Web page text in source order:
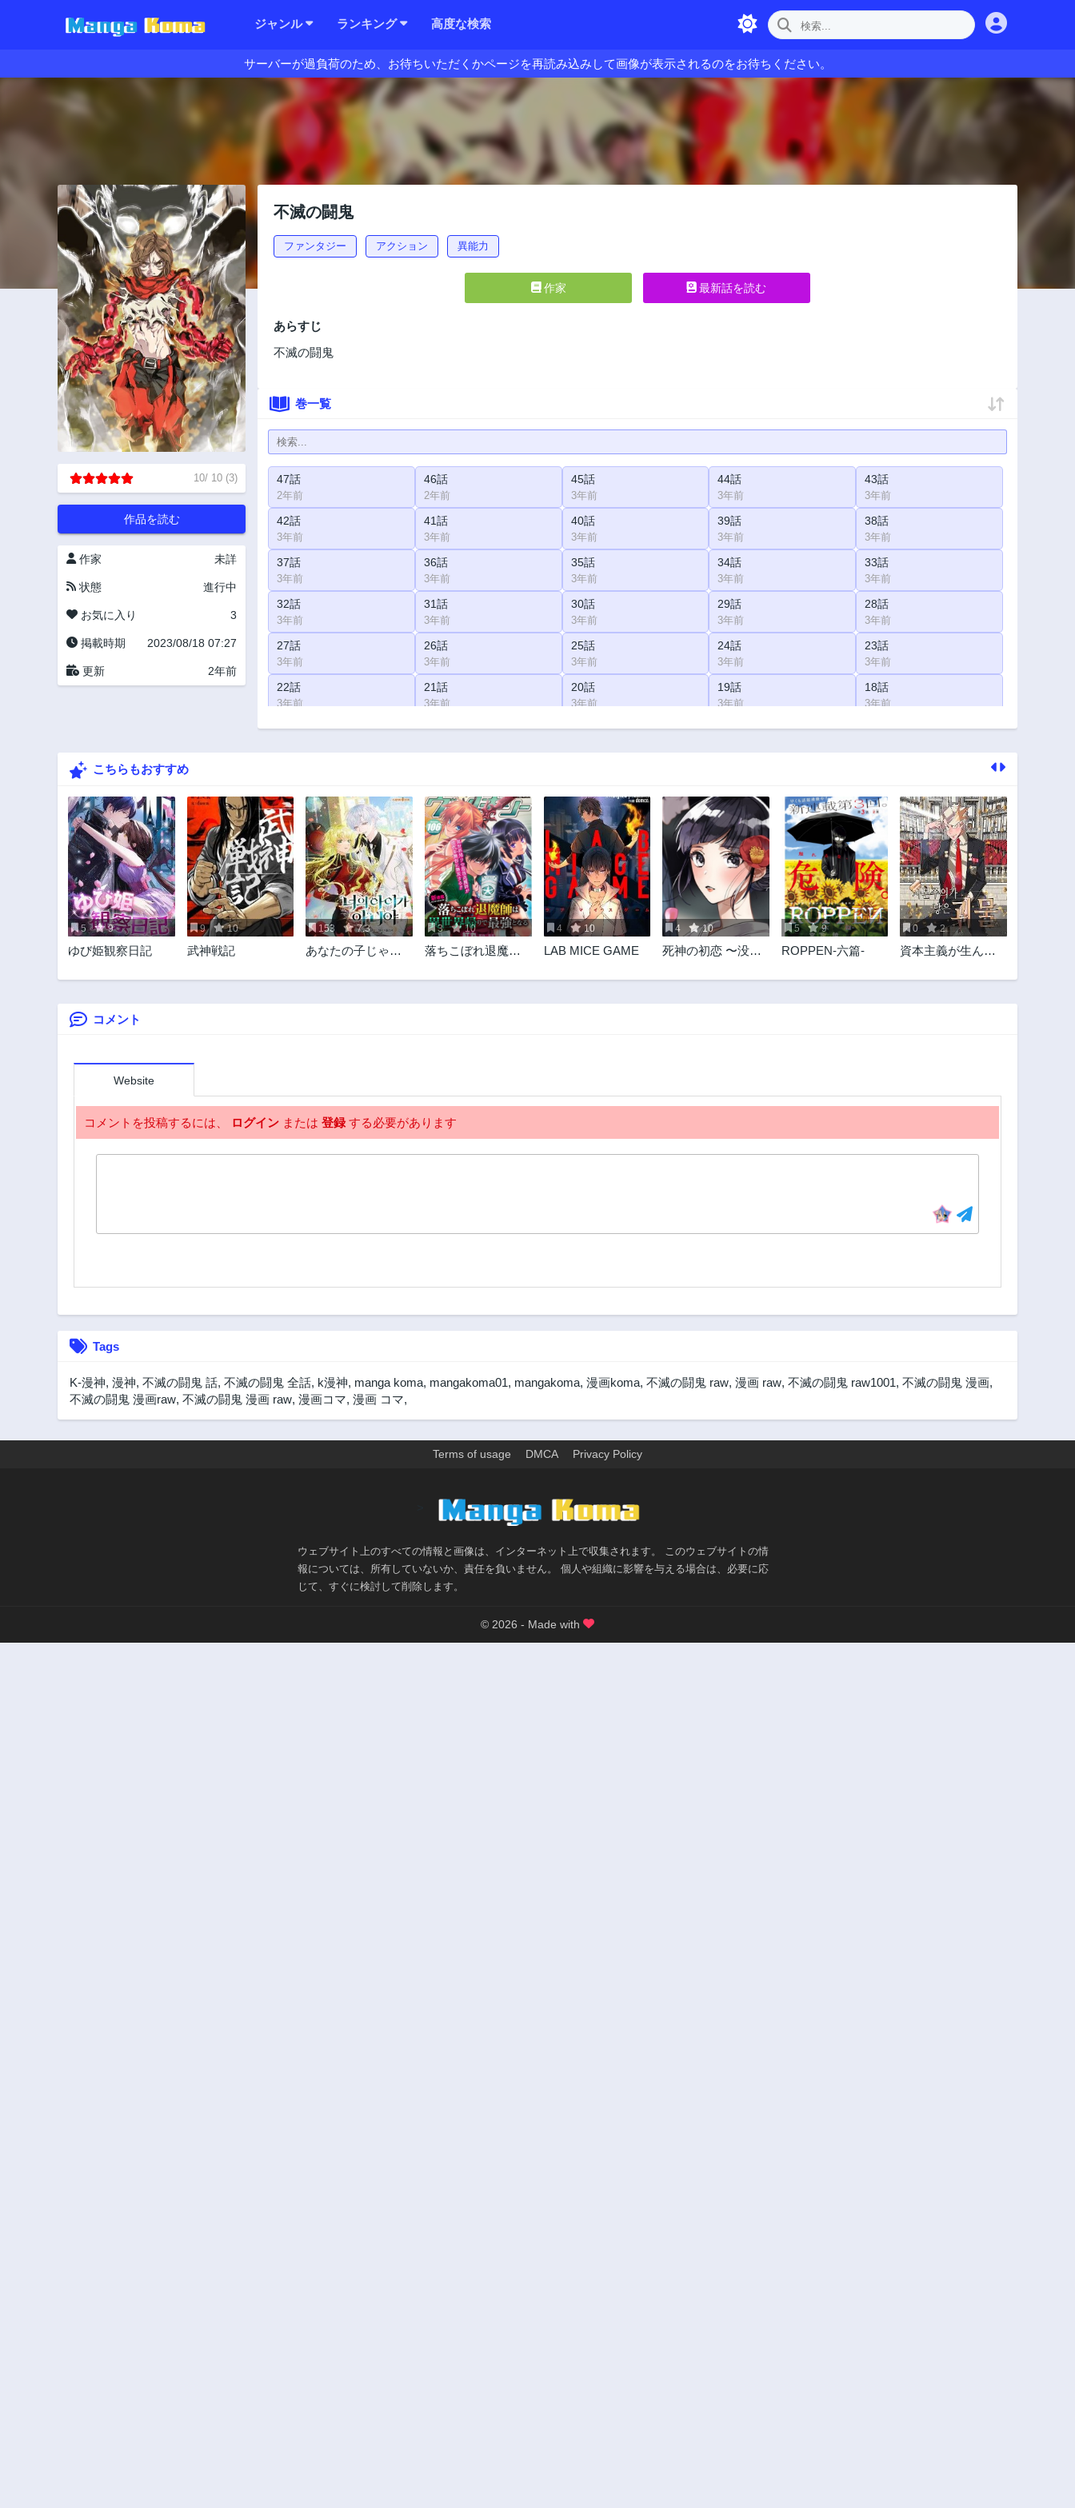
ジャンル ランキング 高度な検索
サーバーが過負荷のため、お待ちいただくかページを再読み込みして画像が表示されるのをお待ちください。
10/ 10 (3)
作品を読む
作家 未詳
状態 進行中
お気に入り 3
掲載時期 2023/08/18 07:27
更新 2年前
不滅の闘鬼
ファンタジー アクション 異能力
作家 最新話を読む
あらすじ
不滅の闘鬼
巻一覧
47話
2年前
46話
2年前
45話
3年前
44話
3年前
43話
3年前
42話
3年前
41話
3年前
40話
3年前
39話
3年前
38話
3年前
37話
3年前
36話
3年前
35話
3年前
34話
3年前
33話
3年前
32話
3年前
31話
3年前
30話
3年前
29話
3年前
28話
3年前
27話
3年前
26話
3年前
25話
3年前
24話
3年前
23話
3年前
22話
3年前
21話
3年前
20話
3年前
19話
3年前
18話
3年前
17話 16話 15話 14話 13話
7話
3年前
6話
3年前
5話
3年前
4話
3年前
3話
3年前
2話
3年前
1話
3年前
こちらもおすすめ
5 9
ゆび姫観察日記
9 10
武神戦記
153 7.3
あなたの子じゃな
3 10
落ちこぼれ退魔師
強となる
4 10
LAB MICE GAME
4 10
死神の初恋 〜没落
知らない死神に嫁
5 9
ROPPEN-六篇-
0 2
資本主義が生んだ
コメント
Website
コメントを投稿するには、 ログイン または 登録する必要があります
Tags
K-漫神, 漫神, 不滅の闘鬼 話, 不滅の闘鬼 全話, k漫神, manga koma, mangakoma01, mangakoma, 漫画koma, 不滅の闘鬼 raw, 漫画 raw, 不滅の闘鬼 raw1001, 不滅の闘鬼 漫画,
不滅の闘鬼 漫画raw, 不滅の闘鬼 漫画 raw, 漫画コマ, 漫画 コマ,
Terms of usage DMCA Privacy Policy
ウェブサイト上のすべての情報と画像は、インターネット上で収集されます。 このウェブサイトの情
報については、所有していないか、責任を負いません。 個人や組織に影響を与える場合は、必要に応
じて、すぐに検討して削除します。
© 2026 - Made with